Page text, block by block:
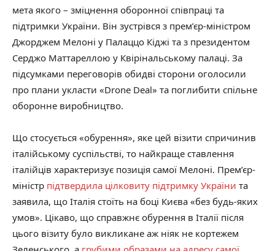
мета якого – зміцнення оборонної співпраці та
підтримки України. Він зустрівся з прем’єр-міністром
Джорджем Мелоні у Палаццо Кіджі та з президентом
Серджо Маттареллою у Квірінальському палаці. За
підсумками переговорів обидві сторони оголосили
про плани укласти «Drone Deal» та поглибити спільне
оборонне виробництво.
Що стосується «обурення», яке цей візити спричинив
італійському суспільстві, то найкраще ставлення
італійців характеризує позиція самої Мелоні. Прем’єр-
міністр підтвердила цілковиту підтримку України та
заявила, що Італія стоїть на боці Києва «без будь-яких
умов». Цікаво, що справжнє обурення в Італії після
цього візиту було викликане аж ніяк не кортежем